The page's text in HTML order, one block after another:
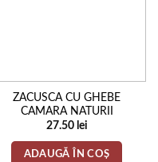
ZACUSCA CU GHEBE
CAMARA NATURII
27.50 lei
ADAUGĂ ÎN COȘ